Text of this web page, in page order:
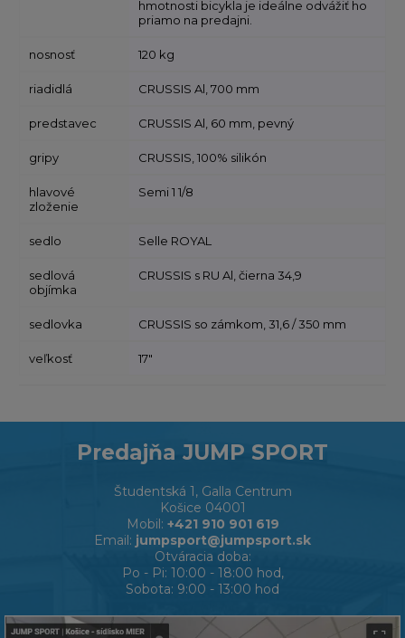
hmotnosti bicykla je ideálne odvážiť ho
priamo na predajni.
nosnosť 120 kg
riadidlá CRUSSIS Al, 700 mm
predstavec CRUSSIS Al, 60 mm, pevný
gripy CRUSSIS, 100% silikón
hlavové
zloženie
Semi 1 1/8
sedlo Selle ROYAL
sedlová
objímka
CRUSSIS s RU Al, čierna 34,9
sedlovka CRUSSIS so zámkom, 31,6 / 350 mm
veľkosť 17"
Predajňa JUMP SPORT
Študentská 1, Galla Centrum
Košice 04001
Mobil: +421 910 901 619
Email: jumpsport@jumpsport.sk
Otváracia doba:
Po - Pi: 10:00 - 18:00 hod,
Sobota: 9:00 - 13:00 hod